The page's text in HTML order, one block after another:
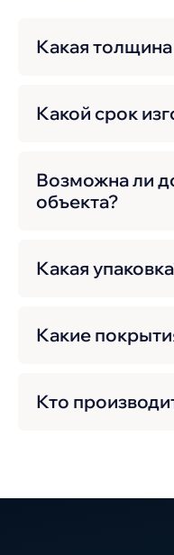
Какая
Какой срок
Возможна ли
объекта?
Какая
Какие
Кто